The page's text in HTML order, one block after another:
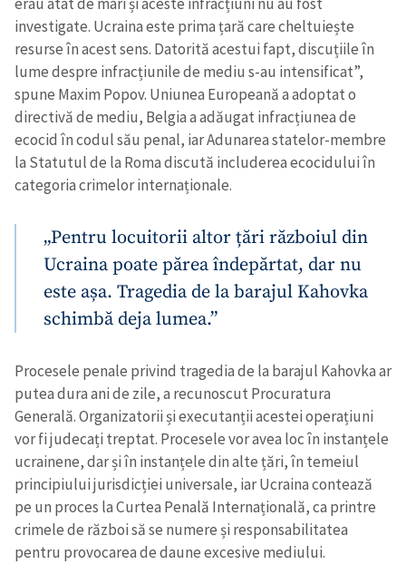
investigate. Ucraina este prima țară care cheltuiește
resurse în acest sens. Datorită acestui fapt, discuțiile în
lume despre infracțiunile de mediu s-au intensificat”,
spune Maxim Popov. Uniunea Europeană a adoptat o
directivă de mediu, Belgia a adăugat infracțiunea de
ecocid în codul său penal, iar Adunarea statelor-membre
la Statutul de la Roma discută includerea ecocidului în
categoria crimelor internaționale.
„Pentru locuitorii altor țări războiul din
Ucraina poate părea îndepărtat, dar nu
este așa. Tragedia de la barajul Kahovka
schimbă deja lumea.”
Procesele penale privind tragedia de la barajul Kahovka ar
putea dura ani de zile, a recunoscut Procuratura
Generală. Organizatorii și executanții acestei operațiuni
vor fi judecați treptat. Procesele vor avea loc în instanțele
ucrainene, dar și în instanțele din alte țări, în temeiul
principiului jurisdicției universale, iar Ucraina contează
pe un proces la Curtea Penală Internațională, ca printre
crimele de război să se numere și responsabilitatea
pentru provocarea de daune excesive mediului.
Sursă anonimă
Nume+ Numele meu
Email+ Emailul meu
Telefon
+ Telefon personal
confidențialitate
TRIMITE ȘTIREA